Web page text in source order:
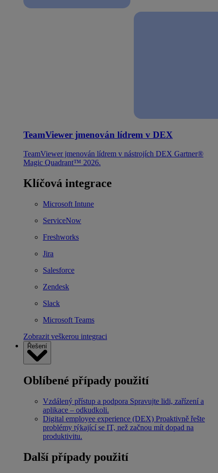
TeamViewer jmenován lídrem v DEX
TeamViewer jmenován lídrem v nástrojích DEX Gartner®
Magic Quadrant™ 2026.
Klíčová integrace
Microsoft Intune
ServiceNow
Freshworks
Jira
Salesforce
Zendesk
Slack
Microsoft Teams
Zobrazit veškerou integraci
Řešení
Oblíbené případy použití
Vzdálený přístup a podpora Spravujte lidi, zařízení a
aplikace – odkudkoli.
Digital employee experience (DEX) Proaktivně řešte
problémy týkající se IT, než začnou mít dopad na
produktivitu.
Další případy použití